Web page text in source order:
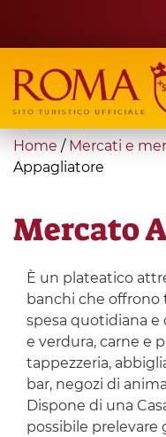
main
content
Search
form
Cerca
You
are
Home / Mercati e
Appagliatore
Mercato
È un plateatico
banchi che offrono
spesa quotidiana e
e verdura, carne e
tappezzeria,
bar, negozi di
Dispone di una
possibile